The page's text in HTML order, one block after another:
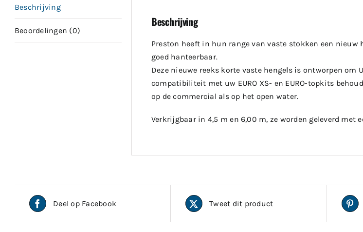
Beschrijving
Beoordelingen (0)
Beschrijving
Preston heeft in hun range van vaste stokken een
goed hanteerbaar.
Deze nieuwe reeks korte vaste hengels is ontworpen
compatibiliteit met uw EURO XS- en EURO-topkits
op de commercial als op het open water.
Verkrijgbaar in 4,5 m en 6,00 m, ze worden geleverd met
Deel op Facebook Tweet dit product